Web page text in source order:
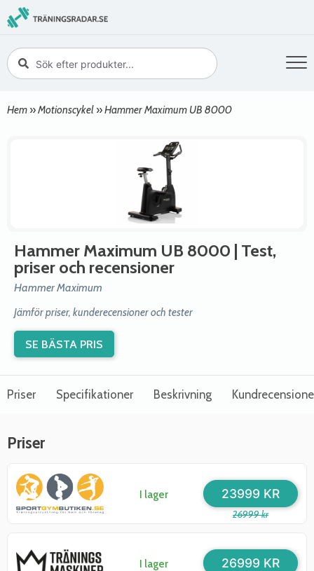
Hem »Motionscykel »Hammer Maximum UB 8000
Hammer Maximum UB 8000 | Test,
priser och recensioner
Hammer Maximum
Jämför priser, kunderecensioner och tester
SE BÄSTA PRIS
Priser Specifikationer Beskrivning
Priser
I lager
26999 kr
23999 KR
I lager 26999 KR